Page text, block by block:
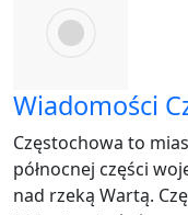
Wiadomości
Częstochowa to
północnej części
nad rzeką Wartą.